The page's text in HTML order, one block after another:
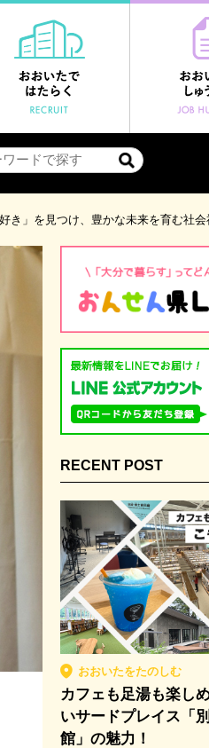
き」を見つけ、豊かな未来を育む社
RECENT POST
おおいたをたのしむ
カフェも足湯も楽し
いサードプレイス「
館」の魅力！